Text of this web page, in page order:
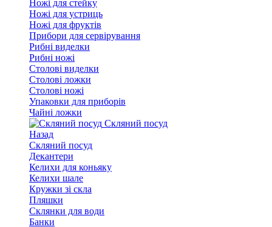
Ножі для стейку
Ножі для устриць
Ножі для фруктів
Прибори для сервірування
Рибні виделки
Рибні ножі
Столові виделки
Столові ложки
Столові ножі
Упаковки для приборів
Чайні ложки
Скляний посуд
Назад
Скляний посуд
Декантери
Келихи для коньяку
Келихи шале
Кружки зі скла
Пляшки
Склянки для води
Банки